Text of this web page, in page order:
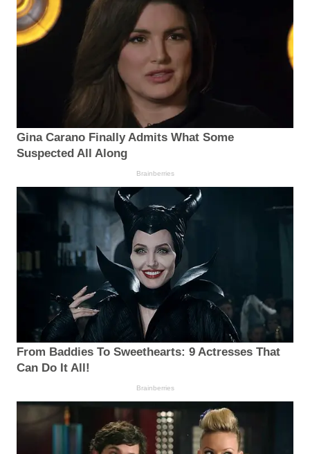
Gina Carano Finally Admits What Some
Suspected All Along
Brainberries
From Baddies To Sweethearts: 9 Actresses That
Can Do It All!
Brainberries